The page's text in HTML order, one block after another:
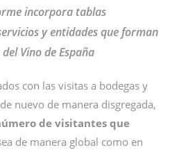
incorpora tablas
y entidades que forman
Vino de España
con las visitas a bodegas y
nuevo de manera disgregada,
de visitantes que
de manera global como en